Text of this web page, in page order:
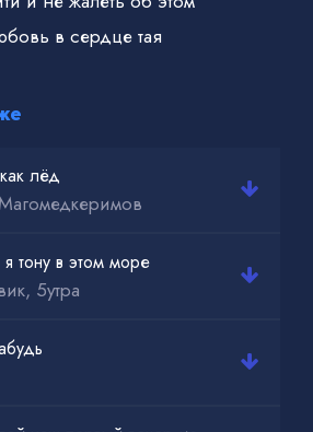
в сердце тая
жизнь такая
самолет
останусь без тебя,
в режиме «автопилот»
лёд
тону в этом море
5утра